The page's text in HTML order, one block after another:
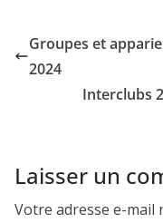
Groupes et
2024
Interclubs
Laisser un
Votre adresse e-mail